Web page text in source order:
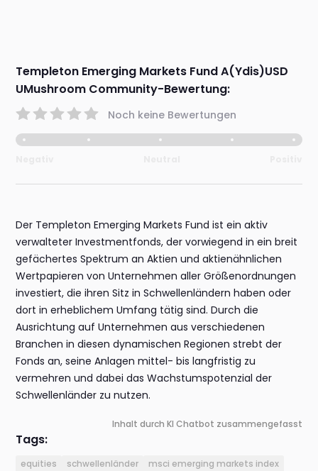
Templeton Emerging Markets Fund A(Ydis)USD
UMushroom Community-Bewertung:
Noch keine Bewertungen
Der Templeton Emerging Markets Fund ist ein aktiv
verwalteter Investmentfonds, der vorwiegend in ein breit
gefächertes Spektrum an Aktien und aktienähnlichen
Wertpapieren von Unternehmen aller Größenordnungen
investiert, die ihren Sitz in Schwellenländern haben oder
dort in erheblichem Umfang tätig sind. Durch die
Ausrichtung auf Unternehmen aus verschiedenen
Branchen in diesen dynamischen Regionen strebt der
Fonds an, seine Anlagen mittel- bis langfristig zu
vermehren und dabei das Wachstumspotenzial der
Schwellenländer zu nutzen.
Inhalt durch KI Chatbot zusammengefasst
Tags:
equities schwellenländer msci emerging markets index